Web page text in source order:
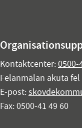
Kontaktcenter:0500-
Felanmälan akuta
E-post:
Fax: 0500-41 49 60